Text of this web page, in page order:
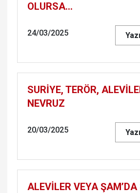
OLURSA...
24/03/2025
SURİYE, TERÖR,
NEVRUZ
20/03/2025
ALEVİLER VEYA ŞAM’DA